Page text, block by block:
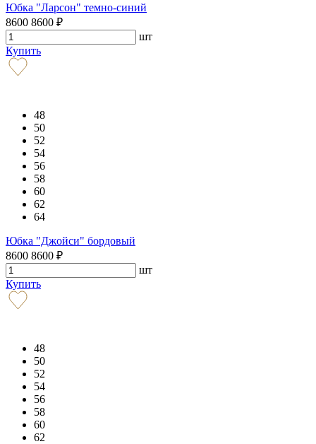
Юбка "Ларсон" темно-синий
8600 8600 ₽
шт
Купить
48
50
52
54
56
58
60
62
64
Юбка "Джойси" бордовый
8600 8600 ₽
шт
Купить
48
50
52
54
56
58
60
62